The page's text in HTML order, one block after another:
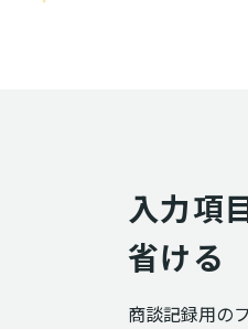
入力項
省ける
商談記録用の